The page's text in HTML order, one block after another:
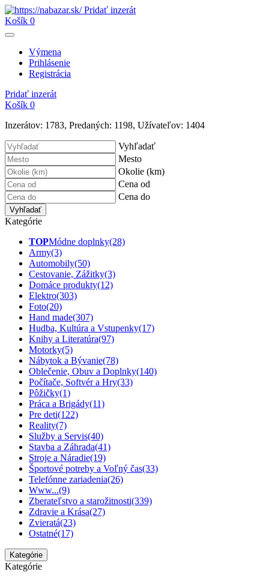
Pridať inzerát
Košík 0
Výmena
Prihlásenie
Registrácia
Pridať inzerát
Košík 0
Inzerátov: 1783, Predaných: 1198, Užívateľov: 1404
Vyhľadať
Mesto
Okolie (km)
Cena od
Cena do
Vyhľadať
Kategórie
TOPMódne doplnky(28)
Army(3)
Automobily(50)
Cestovanie, Zážitky(3)
Domáce produkty(12)
Elektro(303)
Foto(20)
Hand made(307)
Hudba, Kultúra a Vstupenky(17)
Knihy a Literatúra(97)
Motorky(5)
Nábytok a Bývanie(78)
Oblečenie, Obuv a Doplnky(140)
Počítače, Softvér a Hry(33)
Pôžičky(1)
Práca a Brigády(11)
Pre deti(122)
Reality(7)
Služby a Servis(40)
Stavba a Záhrada(41)
Stroje a Náradie(19)
Športové potreby a Voľný čas(33)
Telefónne zariadenia(26)
Www...(9)
Zberateľstvo a starožitnosti(339)
Zdravie a Krása(27)
Zvieratá(23)
Ostatné(17)
Kategórie
Kategórie